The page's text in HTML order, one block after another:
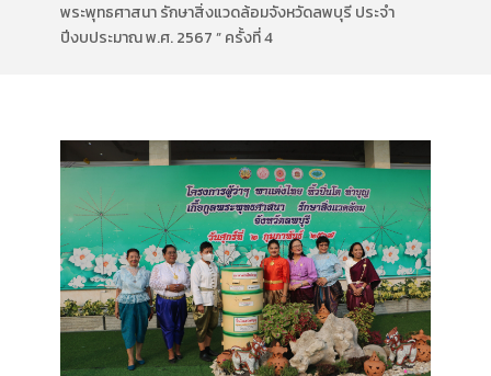
พระพุทธศาสนา รักษาสิ่งแวดล้อมจังหวัดลพบุรี ประจำ
ปีงบประมาณ พ.ศ. 2567 ” ครั้งที่ 4